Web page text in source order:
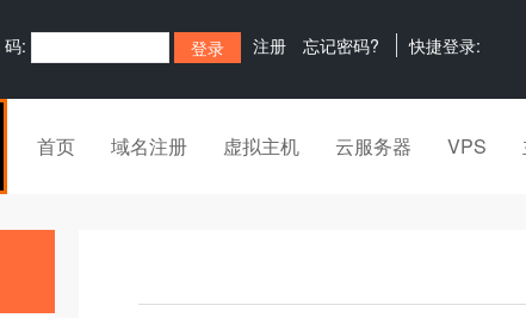
: 注册 忘记密码? 快捷登录:
首页 域名注册 虚拟主机 云服务器 VPS